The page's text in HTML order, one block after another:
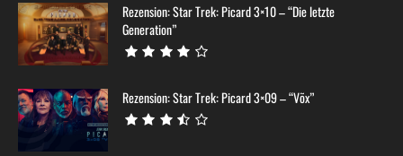
Rezension: Star Trek: Picard 3×10 – “Die letzte
Generation”
Rezension: Star Trek: Picard 3×09 – “Võx”